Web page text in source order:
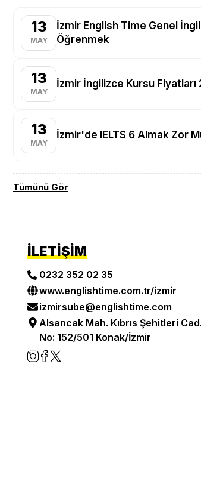
13
MAY
İzmir English Time Genel
Öğrenmek
13
MAY
İzmir İngilizce Kursu Fiyatları
13
MAY
İzmir'de IELTS 6 Almak Zor
Tümünü Gör
İLETIŞIM
0232 352 02 35
www.englishtime.com.tr/izmir
izmirsube@englishtime.com
Alsancak Mah. Kıbrıs Şehitleri
No: 152/501 Konak/İzmir